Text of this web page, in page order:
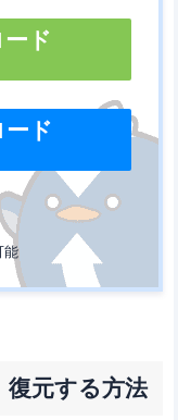
ド
ド
能
元する方法